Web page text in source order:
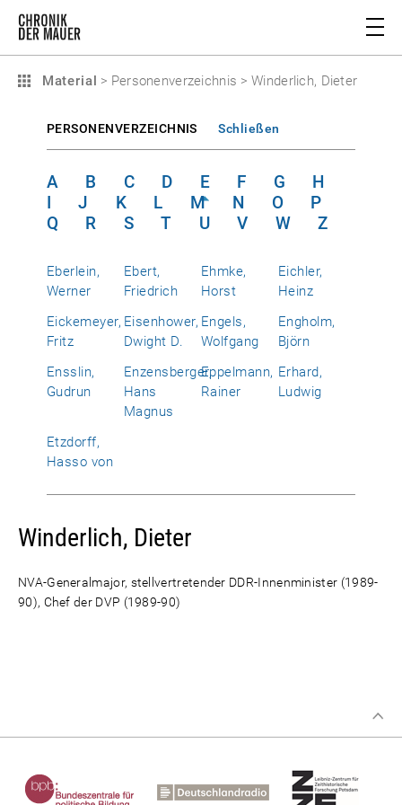
Material > Personenverzeichnis > Winderlich, Dieter
PERSONENVERZEICHNIS Schließen
A B C D E F G
H
I
J K L M N O
P
Q
R S T U V W Z
Eberlein,
Werner
Ebert,
Friedrich
Ehmke,
Horst
Eichler,
Heinz
Eickemeyer,
Fritz
Eisenhower,
Dwight D.
Engels,
Wolfgang
Engholm,
Björn
Ensslin,
Gudrun
Enzensberger,
Hans
Magnus
Eppelmann,
Rainer
Erhard,
Ludwig
Etzdorff,
Hasso von
Winderlich, Dieter
NVA-Generalmajor, stellvertretender DDR-Innenminister (1989-
90), Chef der DVP (1989-90)